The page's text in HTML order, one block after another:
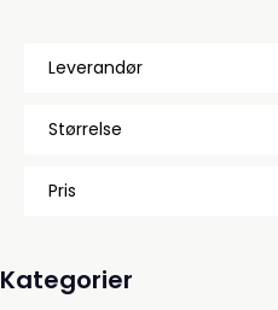
Leverandør
Størrelse
Pris
Kategorier